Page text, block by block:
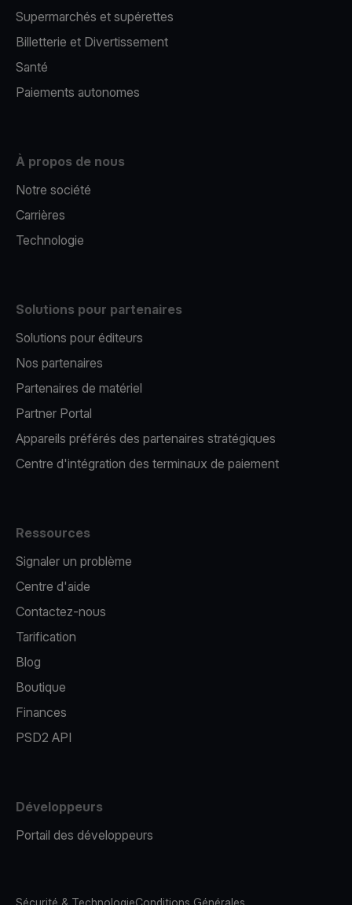
Supermarchés et supérettes
Billetterie et Divertissement
Santé
Paiements autonomes
À propos de nous
Notre société
Carrières
Technologie
Solutions pour partenaires
Solutions pour éditeurs​
Nos partenaires​
Partenaires de matériel
Partner Portal
Appareils préférés des partenaires stratégiques
Centre d'intégration des terminaux de paiement
Ressources
Signaler un problème
Centre d'aide
Contactez-nous
Tarification
Blog
Boutique
Finances
PSD2 API
Développeurs
Portail des développeurs
Sécurité & TechnologieConditions Générales